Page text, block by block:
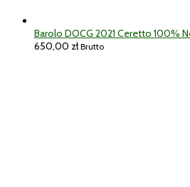
Barolo DOCG 2021 Ceretto 100%
650,00 zł Brutto